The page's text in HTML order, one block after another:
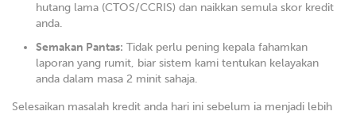
hutang lama (CTOS/CCRIS) dan naikkan semula skor kredit
anda.
Semakan Pantas: Tidak perlu pening kepala fahamkan
laporan yang rumit, biar sistem kami tentukan kelayakan
anda dalam masa 2 minit sahaja.
Selesaikan masalah kredit anda hari ini sebelum ia menjadi lebih